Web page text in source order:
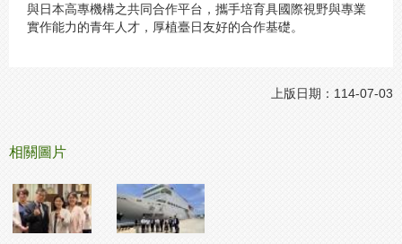
與日本高專機構之共同合作平台，攜手培育具國際視野與專業
實作能力的青年人才，厚植臺日友好的合作基礎。
上版日期：114-07-03
相關圖片